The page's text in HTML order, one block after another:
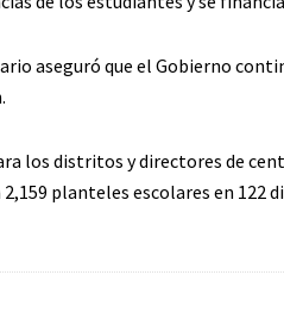
aseguró que el Gobierno
los distritos y directores de
planteles escolares en 122